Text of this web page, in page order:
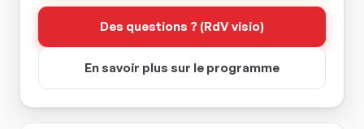
Des questions ? (RdV visio)
En savoir plus sur le programme